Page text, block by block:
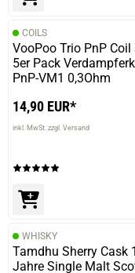
29.04.2020 — via
Thomas F.
verifizierter
Sehr lecker. Der
Andreas M.
verifizierter
COILS
VooPoo Trio PnP Coil
5er Pack
PnP-VM1 0,3Ohm
14,90 EUR*
inkl. MwSt. zzgl. Versand
WHISKY
Tamdhu Sherry Cask
Jahre Single Malt